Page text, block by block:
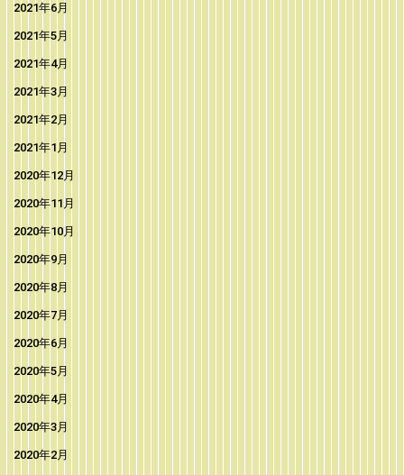
2021年6月
2021年5月
2021年4月
2021年3月
2021年2月
2021年1月
2020年12月
2020年11月
2020年10月
2020年9月
2020年8月
2020年7月
2020年6月
2020年5月
2020年4月
2020年3月
2020年2月